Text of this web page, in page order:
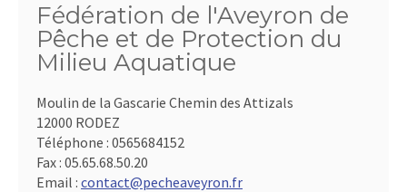
Fédération de l'Aveyron de
Pêche et de Protection du
Milieu Aquatique
Moulin de la Gascarie Chemin des Attizals
12000 RODEZ
Téléphone : 0565684152
Fax : 05.65.68.50.20
Email : contact@pecheaveyron.fr